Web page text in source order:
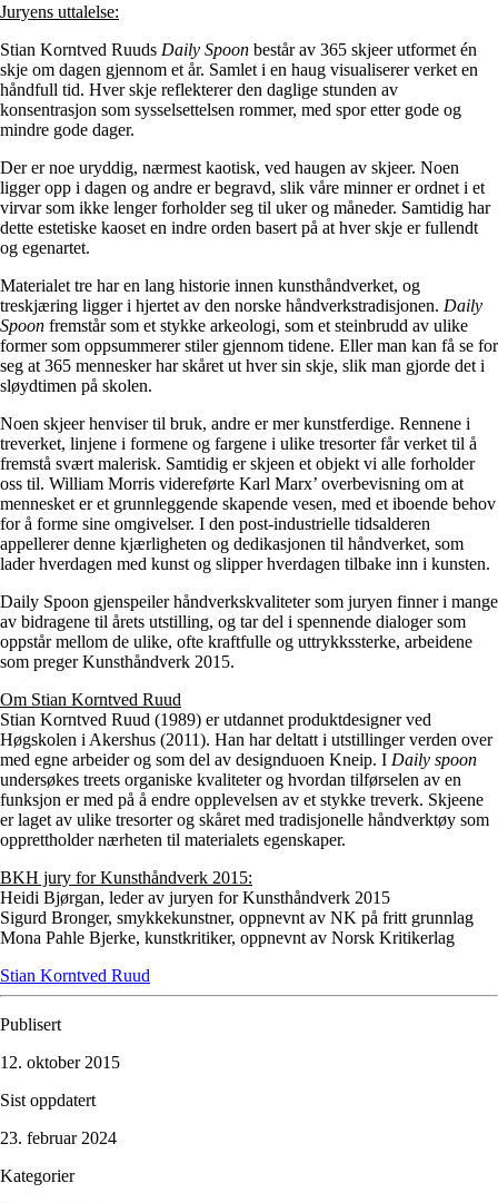
Juryens uttalelse:
Stian Korntved Ruuds Daily Spoon består av 365 skjeer utformet én
skje om dagen gjennom et år. Samlet i en haug visualiserer verket en
håndfull tid. Hver skje reflekterer den daglige stunden av
konsentrasjon som sysselsettelsen rommer, med spor etter gode og
mindre gode dager.
Der er noe uryddig, nærmest kaotisk, ved haugen av skjeer. Noen
ligger opp i dagen og andre er begravd, slik våre minner er ordnet i et
virvar som ikke lenger forholder seg til uker og måneder. Samtidig har
dette estetiske kaoset en indre orden basert på at hver skje er fullendt
og egenartet.
Materialet tre har en lang historie innen kunsthåndverket, og
treskjæring ligger i hjertet av den norske håndverkstradisjonen. Daily
Spoon fremstår som et stykke arkeologi, som et steinbrudd av ulike
former som oppsummerer stiler gjennom tidene. Eller man kan få se for
seg at 365 mennesker har skåret ut hver sin skje, slik man gjorde det i
sløydtimen på skolen.
Noen skjeer henviser til bruk, andre er mer kunstferdige. Rennene i
treverket, linjene i formene og fargene i ulike tresorter får verket til å
fremstå svært malerisk. Samtidig er skjeen et objekt vi alle forholder
oss til. William Morris videreførte Karl Marx’ overbevisning om at
mennesket er et grunnleggende skapende vesen, med et iboende behov
for å forme sine omgivelser. I den post-industrielle tidsalderen
appellerer denne kjærligheten og dedikasjonen til håndverket, som
lader hverdagen med kunst og slipper hverdagen tilbake inn i kunsten.
Daily Spoon gjenspeiler håndverkskvaliteter som juryen finner i mange
av bidragene til årets utstilling, og tar del i spennende dialoger som
oppstår mellom de ulike, ofte kraftfulle og uttrykkssterke, arbeidene
som preger Kunsthåndverk 2015.
Om Stian Korntved Ruud
Stian Korntved Ruud (1989) er utdannet produktdesigner ved
Høgskolen i Akershus (2011). Han har deltatt i utstillinger verden over
med egne arbeider og som del av designduoen Kneip. I Daily spoon
undersøkes treets organiske kvaliteter og hvordan tilførselen av en
funksjon er med på å endre opplevelsen av et stykke treverk. Skjeene
er laget av ulike tresorter og skåret med tradisjonelle håndverktøy som
opprettholder nærheten til materialets egenskaper.
BKH jury for Kunsthåndverk 2015:
Heidi Bjørgan, leder av juryen for Kunsthåndverk 2015
Sigurd Bronger, smykkekunstner, oppnevnt av NK på fritt grunnlag
Mona Pahle Bjerke, kunstkritiker, oppnevnt av Norsk Kritikerlag
Stian Korntved Ruud
Publisert
12. oktober 2015
Sist oppdatert
23. februar 2024
Kategorier